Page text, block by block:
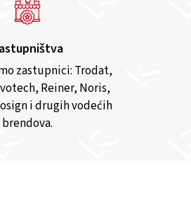
zastupnici: Trodat,
Reiner, Noris,
i drugih vodećih
brendova.